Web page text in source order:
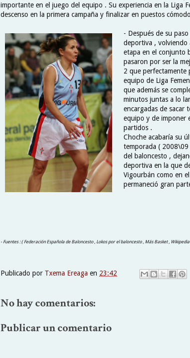
importante en el juego del equipo . Su experiencia en la Liga
descenso en la primera campaña y finalizar en puestos
- Después de su
deportiva , volviendo
etapa en el conjunto
pasaron por ser la
2 que perfectamente
equipo de Liga
que además se
minutos juntas a lo
encargadas de sacar
equipo y de imponer
partidos .
Choche acabaría su
temporada ( 2008\09
del baloncesto ,
deportiva en la que
Vigourbán como en
permaneció gran
- Fuentes : ( Federación Española de Baloncesto , Lokos por el baloncesto , Más Basket , Wikipedia
Publicado por Txema Ereaga en 23:42
No hay comentarios:
Publicar un comentario